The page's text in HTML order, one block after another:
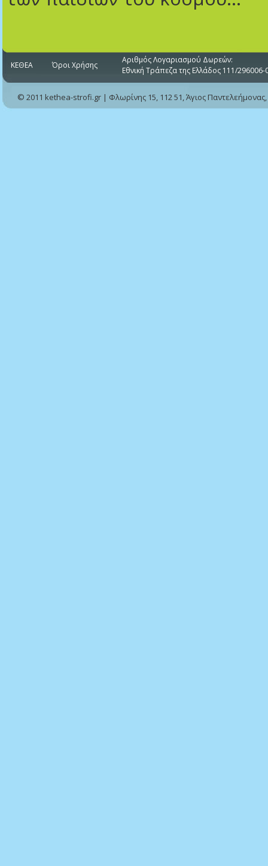
ΚΕΘΕΑ Όροι Χρήσης
Αριθμός Λογαριασμού Δωρεών:
Εθνική Τράπεζα της Ελλάδος 111/296006-
© 2011 kethea-strofi.gr | Φλωρίνης 15, 112 51, Άγιος Παντελεήμονας,